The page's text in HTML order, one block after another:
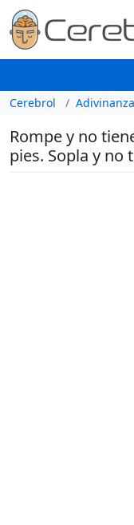
Cerebrol
Rompe y no
pies. Sopla y no